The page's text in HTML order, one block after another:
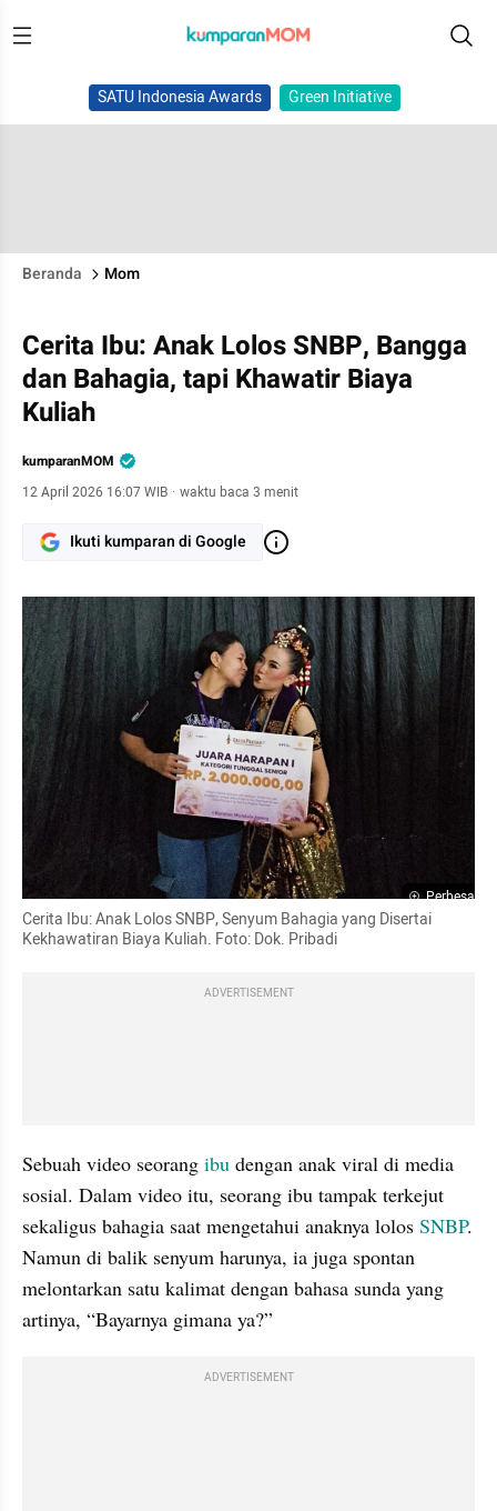
SATU Indonesia Awards Green Initiative
Beranda Mom
Cerita Ibu: Anak Lolos SNBP, Bangga
dan Bahagia, tapi Khawatir Biaya
Kuliah
kumparanMOM
12 April 2026 16:07 WIB · waktu baca 3 menit
Ikuti kumparan di Google
Perbesar
Cerita Ibu: Anak Lolos SNBP, Senyum Bahagia yang Disertai
Kekhawatiran Biaya Kuliah. Foto: Dok. Pribadi
ADVERTISEMENT
Sebuah video seorang ibu dengan anak viral di media
sosial. Dalam video itu, seorang ibu tampak terkejut
sekaligus bahagia saat mengetahui anaknya lolos SNBP.
Namun di balik senyum harunya, ia juga spontan
melontarkan satu kalimat dengan bahasa sunda yang
artinya, “Bayarnya gimana ya?”
ADVERTISEMENT